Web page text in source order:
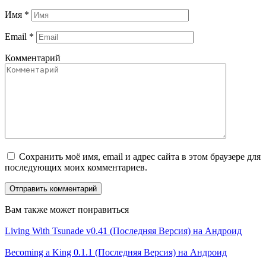
Имя *
Email *
Комментарий
Сохранить моё имя, email и адрес сайта в этом браузере для
последующих моих комментариев.
Вам также может понравиться
Living With Tsunade v0.41 (Последняя Версия) на Андроид
Becoming a King 0.1.1 (Последняя Версия) на Андроид